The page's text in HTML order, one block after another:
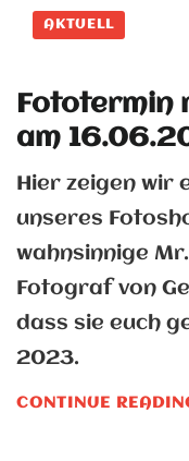
AKTUELL
Fototermin
am
Hier zeigen wir
unseres
wahnsinnige
Fotograf von
dass sie euch
2023.
CONTINUE